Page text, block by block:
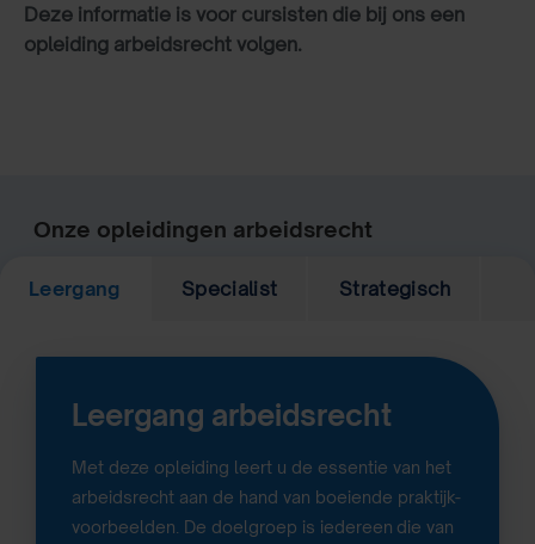
Deze informatie is voor cursisten die bij ons een
opleiding arbeidsrecht volgen.
Onze opleidingen arbeidsrecht
Leergang Specialist Strategisch
Leergang arbeidsrecht
Met deze opleiding leert u de essentie van het
arbeidsrecht aan de hand van boeiende praktijk-
voorbeelden. De doelgroep is iedereen die van